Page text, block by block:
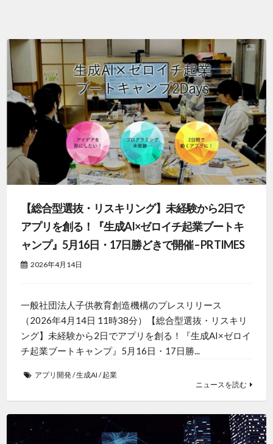
【総合型選抜・リスキリング】未経験から2日で
アプリを創る！『生成AI×ゼロイチ起業ブートキ
ャンプ』5月16日・17日勝どきで開催 – PR TIMES
2026年4月14日
一般社団法人子供教育創造機構のプレスリリース
（2026年4月14日 11時38分）【総合型選抜・リスキリ
ング】未経験から2日でアプリを創る！『生成AI×ゼロイ
チ起業ブートキャンプ』5月16日・17日勝...
アプリ開発 /生成AI /起業
ニュースを読む